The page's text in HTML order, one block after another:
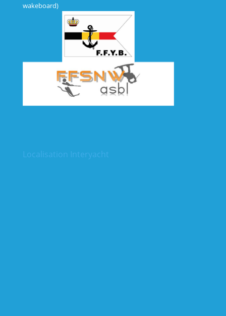
wakeboard)
Localisation Interyacht